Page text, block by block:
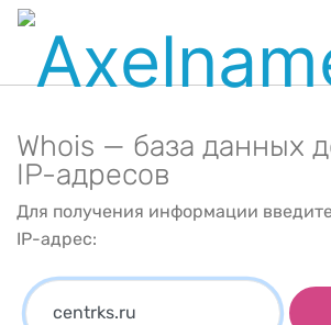
Whois — база данных
IP-адресов
Для получения информации
IP-адрес: